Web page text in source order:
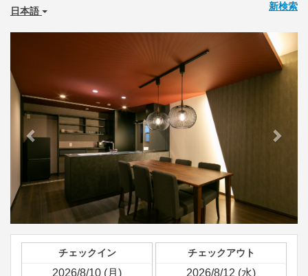
日本語 新検索
チェックイン チェックアウト